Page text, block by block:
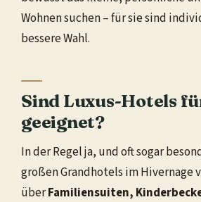
Wohnen suchen – für sie sind
bessere Wahl.
Sind Luxus-Hotels
geeignet?
In der Regel ja, und oft sogar
großen Grandhotels im Hivernage
überFamiliensuiten,